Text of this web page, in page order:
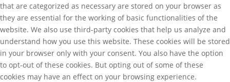
that are categorized as necessary are stored on your browser as
they are essential for the working of basic functionalities of the
website. We also use third-party cookies that help us analyze and
understand how you use this website. These cookies will be stored
in your browser only with your consent. You also have the option
to opt-out of these cookies. But opting out of some of these
cookies may have an effect on your browsing experience.